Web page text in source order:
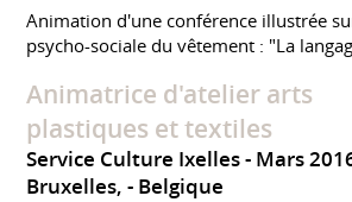
Animation d'une conférence illustrée
psycho-sociale du vêtement : "La
Animatrice d'atelier arts
plastiques et textiles
Service Culture Ixelles
Mars
Bruxelles,
Belgique